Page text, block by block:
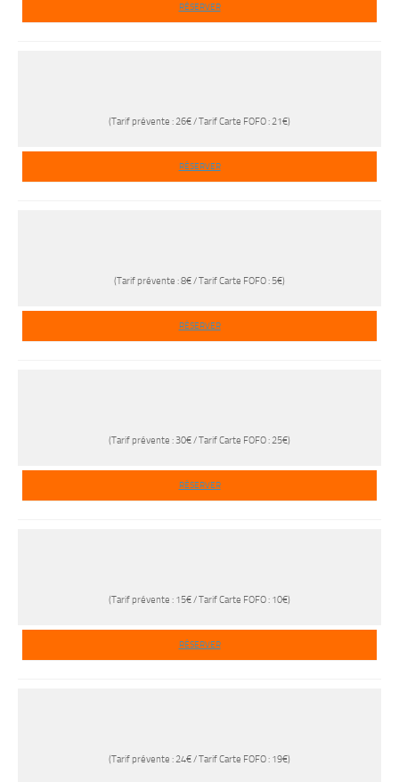
RÉSERVER
(Tarif prévente : 26€ / Tarif Carte FOFO : 21€)
RÉSERVER
(Tarif prévente : 8€ / Tarif Carte FOFO : 5€)
RÉSERVER
(Tarif prévente : 30€ / Tarif Carte FOFO : 25€)
RÉSERVER
(Tarif prévente : 15€ / Tarif Carte FOFO : 10€)
RÉSERVER
(Tarif prévente : 24€ / Tarif Carte FOFO : 19€)